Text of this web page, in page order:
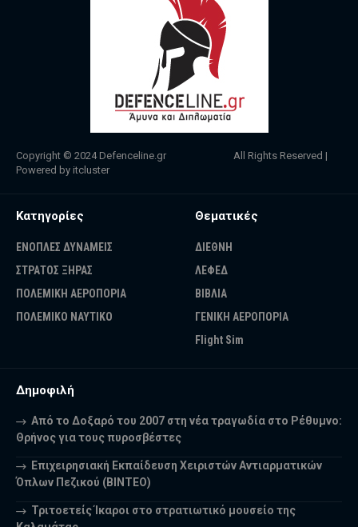
Copyright © 2024 Defenceline.gr All Rights Reserved |
Powered by itcluster
Κατηγορίες
ΕΝΟΠΛΕΣ ΔΥΝΑΜΕΙΣ
ΣΤΡΑΤΟΣ ΞΗΡΑΣ
ΠΟΛΕΜΙΚΗ ΑΕΡΟΠΟΡΙΑ
ΠΟΛΕΜΙΚΟ ΝΑΥΤΙΚΟ
Θεματικές
ΔΙΕΘΝΗ
ΛΕΦΕΔ
ΒΙΒΛΙΑ
ΓΕΝΙΚΗ ΑΕΡΟΠΟΡΙΑ
Flight Sim
Δημοφιλή
Από το Δοξαρό του 2007 στη νέα τραγωδία στο Ρέθυμνο:
Θρήνος για τους πυροσβέστες
Επιχειρησιακή Εκπαίδευση Χειριστών Αντιαρματικών
Όπλων Πεζικού (ΒΙΝΤΕΟ)
Τριτοετείς Ίκαροι στο στρατιωτικό μουσείο της